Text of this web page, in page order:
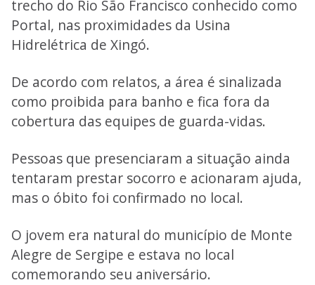
trecho do Rio São Francisco conhecido como
Portal, nas proximidades da Usina
Hidrelétrica de Xingó.
De acordo com relatos, a área é sinalizada
como proibida para banho e fica fora da
cobertura das equipes de guarda-vidas.
Pessoas que presenciaram a situação ainda
tentaram prestar socorro e acionaram ajuda,
mas o óbito foi confirmado no local.
O jovem era natural do município de Monte
Alegre de Sergipe e estava no local
comemorando seu aniversário.